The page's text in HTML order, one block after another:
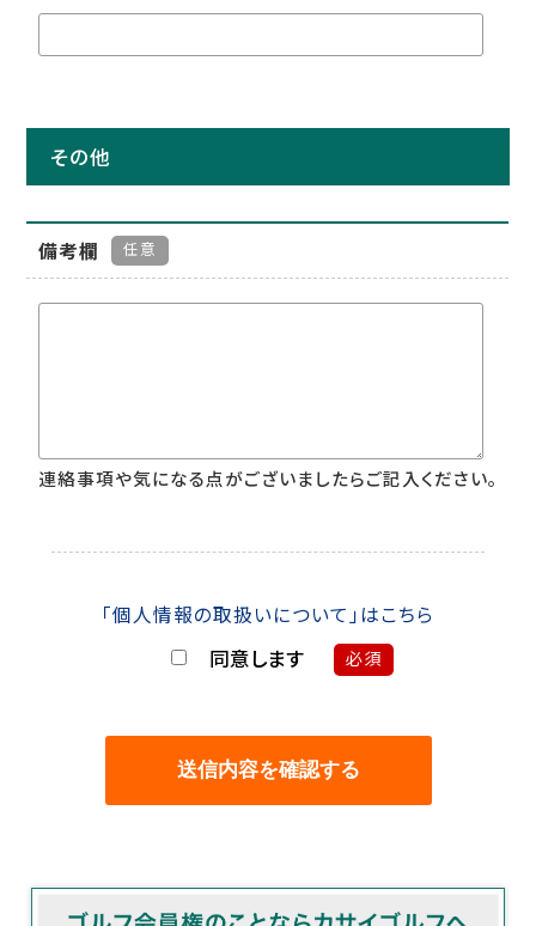
その他
備考欄 任意
連絡事項や気になる点がございましたらご記入ください。
「個人情報の取扱いについて」はこちら
同意します 必須